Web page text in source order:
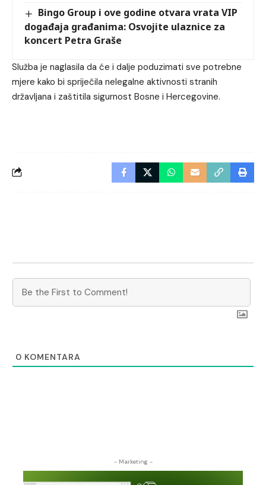
Bingo Group i ove godine otvara vrata VIP
događaja građanima: Osvojite ulaznice za
koncert Petra Graše
Služba je naglasila da će i dalje poduzimati sve potrebne
mjere kako bi spriječila nelegalne aktivnosti stranih
državljana i zaštitila sigurnost Bosne i Hercegovine.
0 KOMENTARA
- Marketing -